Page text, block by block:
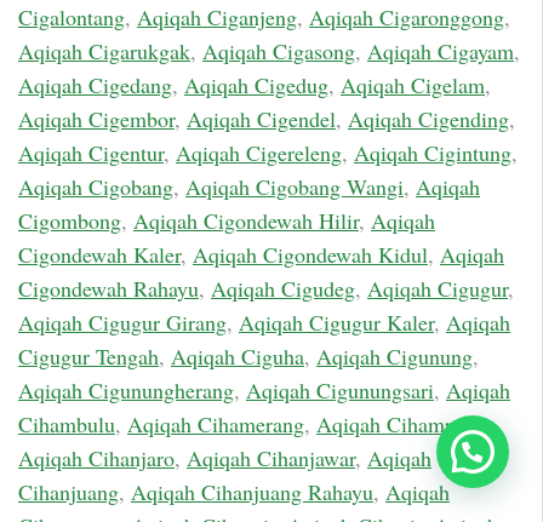
Cigalontang, Aqiqah Ciganjeng, Aqiqah Cigaronggong,
Aqiqah Cigarukgak, Aqiqah Cigasong, Aqiqah Cigayam,
Aqiqah Cigedang, Aqiqah Cigedug, Aqiqah Cigelam,
Aqiqah Cigembor, Aqiqah Cigendel, Aqiqah Cigending,
Aqiqah Cigentur, Aqiqah Cigereleng, Aqiqah Cigintung,
Aqiqah Cigobang, Aqiqah Cigobang Wangi, Aqiqah
Cigombong, Aqiqah Cigondewah Hilir, Aqiqah
Cigondewah Kaler, Aqiqah Cigondewah Kidul, Aqiqah
Cigondewah Rahayu, Aqiqah Cigudeg, Aqiqah Cigugur,
Aqiqah Cigugur Girang, Aqiqah Cigugur Kaler, Aqiqah
Cigugur Tengah, Aqiqah Ciguha, Aqiqah Cigunung,
Aqiqah Cigunungherang, Aqiqah Cigunungsari, Aqiqah
Cihambulu, Aqiqah Cihamerang, Aqiqah Cihampelas,
Aqiqah Cihanjaro, Aqiqah Cihanjawar, Aqiqah
Cihanjuang, Aqiqah Cihanjuang Rahayu, Aqiqah
Chat Sekarang